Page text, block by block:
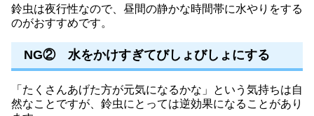
鈴虫は夜行性なので、昼間の静かな時間帯に水やりをする
のがおすすめです。
NG② 水をかけすぎてびしょびしょにする
「たくさんあげた方が元気になるかな」という気持ちは自
然なことですが、鈴虫にとっては逆効果になることがあり